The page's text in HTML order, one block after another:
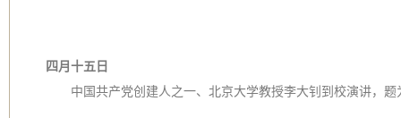
四月十五日
中国共产党创建人之一、北京大学教授李大钊到校演讲，